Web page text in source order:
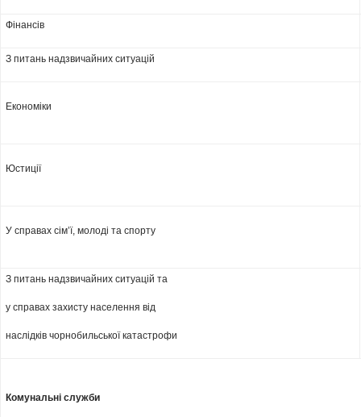
Фінансів
З питань надзвичайних ситуацій
Економіки
Юстиції
У справах сім’ї, молоді та спорту
З питань надзвичайних ситуацій та
у справах захисту населення від
наслідків чорнобильської катастрофи
Комунальні служби